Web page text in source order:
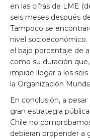
en las cifras de LME
seis meses después
Tampoco se
nivel socioeconómico.
el bajo porcentaje de
como su duración
impide llegar a los
la Organización
En conclusión, a
gran estrategia
Chile no
debieran propender a